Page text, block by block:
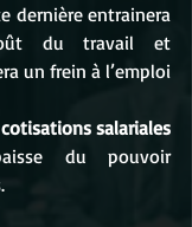
dernière entrainera
du travail et
un frein à l’emploi
salariales
du pouvoir